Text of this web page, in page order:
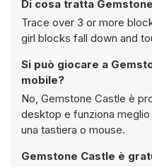
Di cosa tratta
Trace over 3 or more
girl blocks fall down and
Si può giocare a
mobile?
No, Gemstone Castle è
desktop e funziona
una tastiera o mouse.
Gemstone Castle è